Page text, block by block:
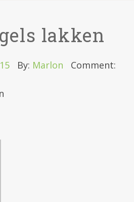
lakken
By: Marlon
Comment: